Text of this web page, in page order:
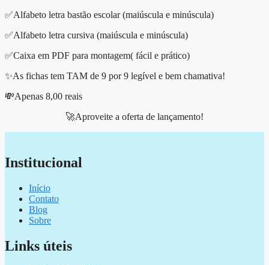
✅Alfabeto letra bastão escolar (maiúscula e minúscula)
✅Alfabeto letra cursiva (maiúscula e minúscula)
✅Caixa em PDF para montagem( fácil e prático)
✨As fichas tem TAM de 9 por 9 legível e bem chamativa!
💸Apenas 8,00 reais
🚀Aproveite a oferta de lançamento!
Institucional
Início
Contato
Blog
Sobre
Links úteis